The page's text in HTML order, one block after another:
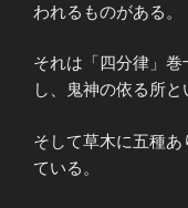
われるものがある。
それは「四分律」
し、鬼神の依る所と
そして草木に五種
ている。